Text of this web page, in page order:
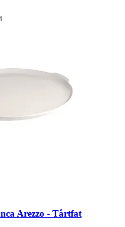
Arezzo -​ Tårtfat